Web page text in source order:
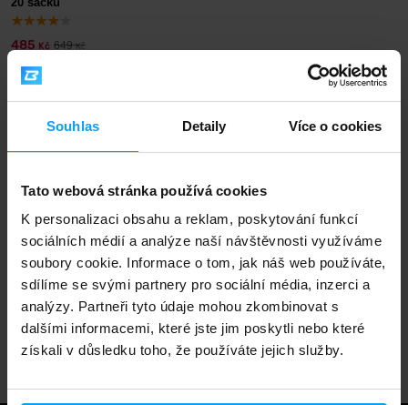
Souhlas Detaily Více o cookies
Tato webová stránka používá cookies
K personalizaci obsahu a reklam, poskytování funkcí
sociálních médií a analýze naší návštěvnosti využíváme
soubory cookie. Informace o tom, jak náš web používáte,
sdílíme se svými partnery pro sociální média, inzerci a
analýzy. Partneři tyto údaje mohou zkombinovat s
dalšími informacemi, které jste jim poskytli nebo které
získali v důsledku toho, že používáte jejich služby.
485 Kč 649Kč
Rychlé doručení
3000+ produktů ihned k odběru
1.000.000+ objednávek
Odborné poradenství